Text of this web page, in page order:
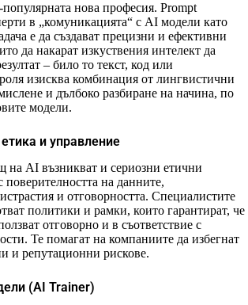
нова професия. Prompt
в „комуникацията“ с AI модели като
е да създават прецизни и ефективни
да накарат изкуствения интелект да
– било то текст, код или
изисква комбинация от лингвистични
и дълбоко разбиране на начина, по
модели.
и управление
на AI възникват и сериозни етични
поверителността на данните,
и отговорността. Специалистите
политики и рамки, които гарантират, че
отговорно и в съответствие с
Те помагат на компаниите да избегнат
и репутационни рискове.
(AI Trainer)